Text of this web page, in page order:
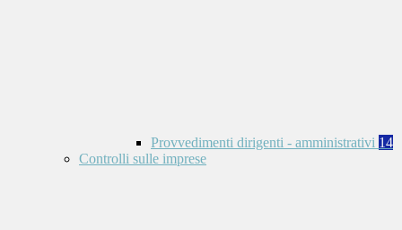
Provvedimenti dirigenti - amministrativi 14
Controlli sulle imprese